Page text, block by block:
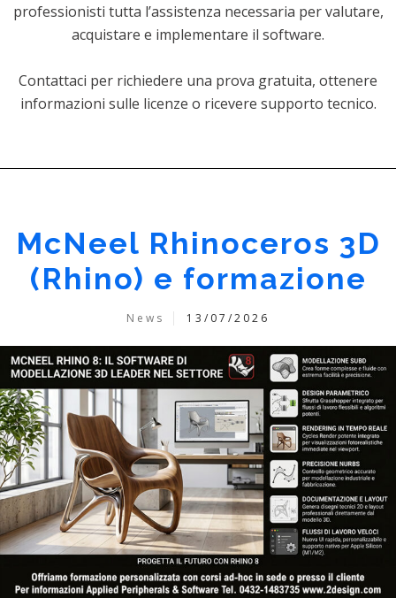
professionisti tutta l’assistenza necessaria per valutare,
acquistare e implementare il software.
Contattaci per richiedere una prova gratuita, ottenere
informazioni sulle licenze o ricevere supporto tecnico.
McNeel Rhinoceros 3D
(Rhino) e formazione
News 13/07/2026